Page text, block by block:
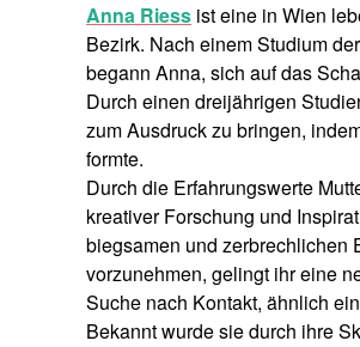
Anna Riess ist eine in Wien
Bezirk. Nach einem Studium
begann Anna, sich auf das
Durch einen dreijährigen
zum Ausdruck zu bringen,
formte.
Durch die Erfahrungswerte
kreativer Forschung und
biegsamen und zerbrechlichen
vorzunehmen, gelingt ihr eine
Suche nach Kontakt, ähnlich
Bekannt wurde sie durch ihre